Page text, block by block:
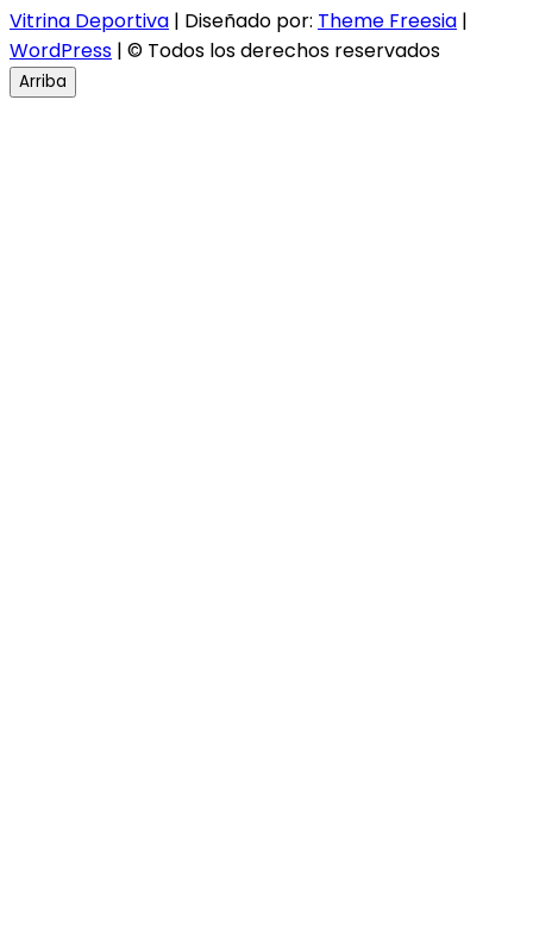
Vitrina Deportiva | Diseñado por: Theme Freesia |
WordPress | © Todos los derechos reservados
Arriba